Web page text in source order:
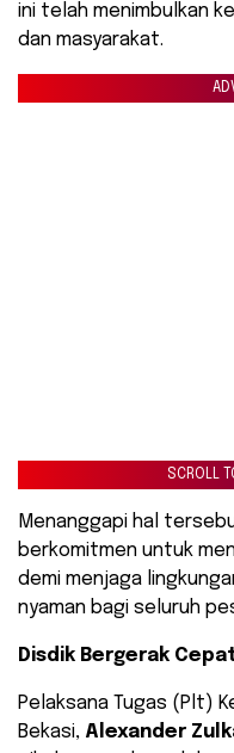
ini telah menimbulkan
dan masyarakat.
SCROLL
Menanggapi hal
berkomitmen untuk
demi menjaga
nyaman bagi seluruh
Disdik Bergerak
Pelaksana Tugas (Plt)
Bekasi, Alexander